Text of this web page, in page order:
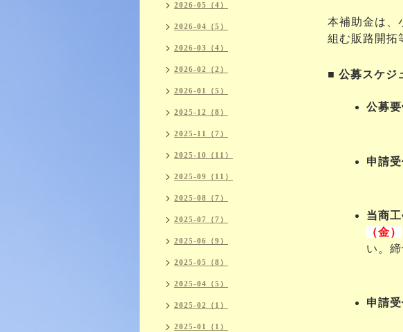
本補助金は、
組む販路開拓
■ 公募スケジ
公募要
申請受
当商
（金）
い。
申請受
2026-05（4）
2026-04（5）
2026-03（4）
2026-02（2）
2026-01（5）
2025-12（8）
2025-11（7）
2025-10（11）
2025-09（11）
2025-08（7）
2025-07（7）
2025-06（9）
2025-05（8）
2025-04（5）
2025-02（1）
2025-01（1）